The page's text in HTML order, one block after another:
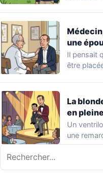
une
Il pensait
être
La
en
Un
une
Rechercher